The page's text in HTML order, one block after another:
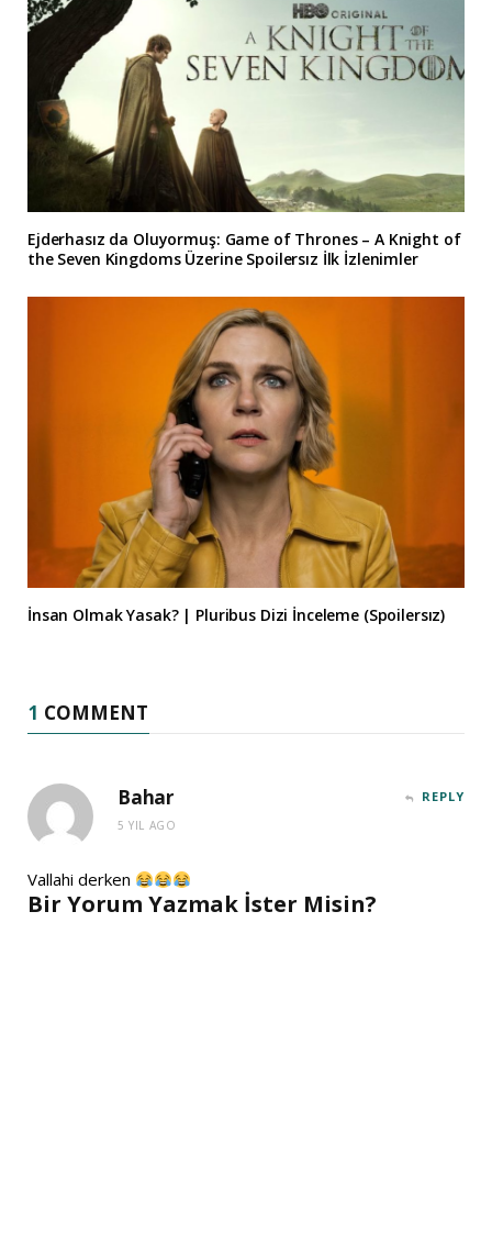
Ejderhasız da Oluyormuş: Game of Thrones – A Knight of
the Seven Kingdoms Üzerine Spoilersız İlk İzlenimler
İnsan Olmak Yasak? | Pluribus Dizi İnceleme (Spoilersız)
1 COMMENT
Bahar
5 YIL AGO
REPLY
Vallahi derken
Bir Yorum Yazmak İster Misin?